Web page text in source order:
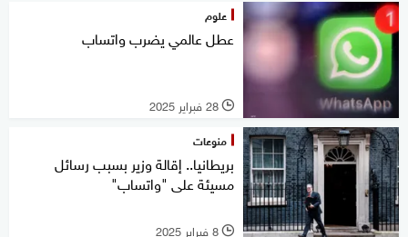
علوم
عطل عالمي يضرب واتساب
l 28 فبراير 2025
منوعات
بريطانيا.. إقالة وزير بسبب رسائل
مسيئة على "واتساب"
l 8 فبراير 2025